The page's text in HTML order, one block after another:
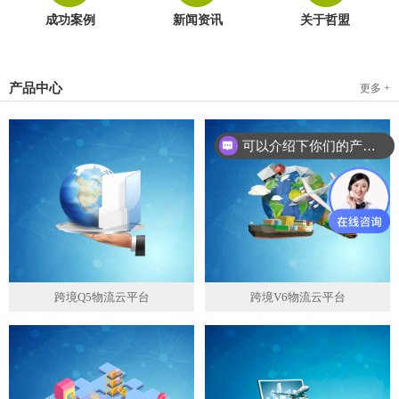
成功案例 新闻资讯 关于哲盟
产品中心 更多 +
跨境Q5物流云平台 跨境V6物流云平台
可以介绍下你们的产品么？